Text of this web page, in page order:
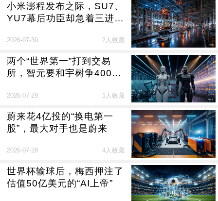
小米澎程发布之际，SU7、
YU7幕后功臣却急着三进港
2026-07-30 2人收藏
两个“世界第一”打到交易
所，智元要和宇树争400亿
2026-07-29 1人收藏
蔚来花4亿投的“换电第一
股”，最大对手也是蔚来
2026-07-28 4人收藏
世界杯输球后，梅西押注了
估值50亿美元的“AI上帝”